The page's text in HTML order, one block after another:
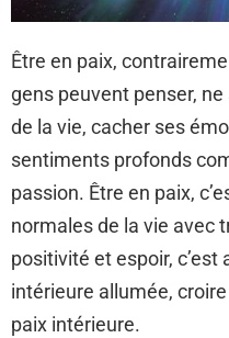
Être en paix,
gens peuvent penser,
de la vie, cacher ses
sentiments profonds
passion. Être en paix,
normales de la vie avec
positivité et espoir,
intérieure allumée,
paix intérieure.